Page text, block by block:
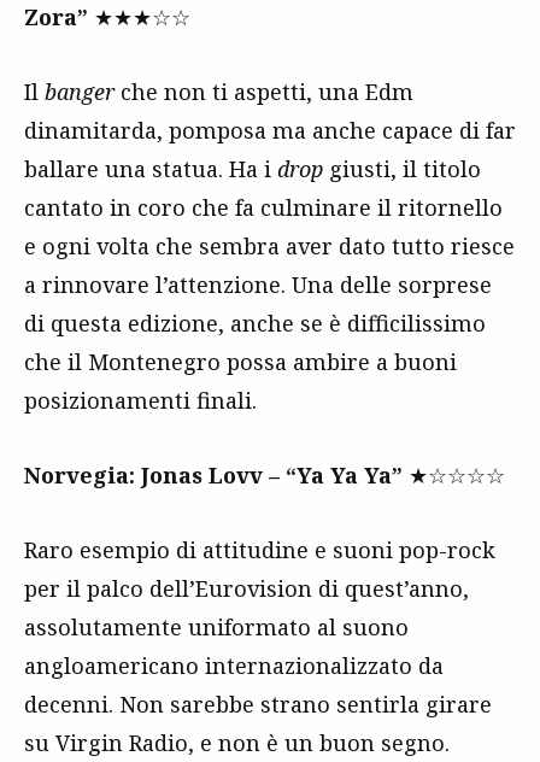
Zora” ★★★☆☆
Il bangerche non ti aspetti, una Edm
dinamitarda, pomposa ma anche capace di far
ballare una statua. Ha i drop giusti, il titolo
cantato in coro che fa culminare il ritornello
e ogni volta che sembra aver dato tutto riesce
a rinnovare l’attenzione. Una delle sorprese
di questa edizione, anche se è difficilissimo
che il Montenegro possa ambire a buoni
posizionamenti finali.
Norvegia: Jonas Lovv – “Ya Ya Ya” ★☆☆☆☆
Raro esempio di attitudine e suoni pop-rock
per il palco dell’Eurovision di quest’anno,
assolutamente uniformato al suono
angloamericano internazionalizzato da
decenni. Non sarebbe strano sentirla girare
su Virgin Radio, e non è un buon segno.